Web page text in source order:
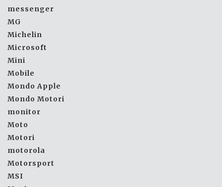
messenger
MG
Michelin
Microsoft
Mini
Mobile
Mondo Apple
Mondo Motori
monitor
Moto
Motori
motorola
Motorsport
MSI